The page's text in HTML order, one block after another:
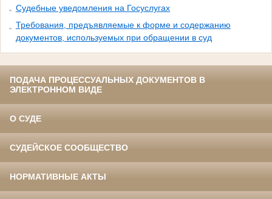
Судебные уведомления на Госуслугах
Требования, предъявляемые к форме и содержанию
документов, используемых при обращении в суд
ПОДАЧА ПРОЦЕССУАЛЬНЫХ ДОКУМЕНТОВ В
ЭЛЕКТРОННОМ ВИДЕ
О СУДЕ
СУДЕЙСКОЕ СООБЩЕСТВО
НОРМАТИВНЫЕ АКТЫ